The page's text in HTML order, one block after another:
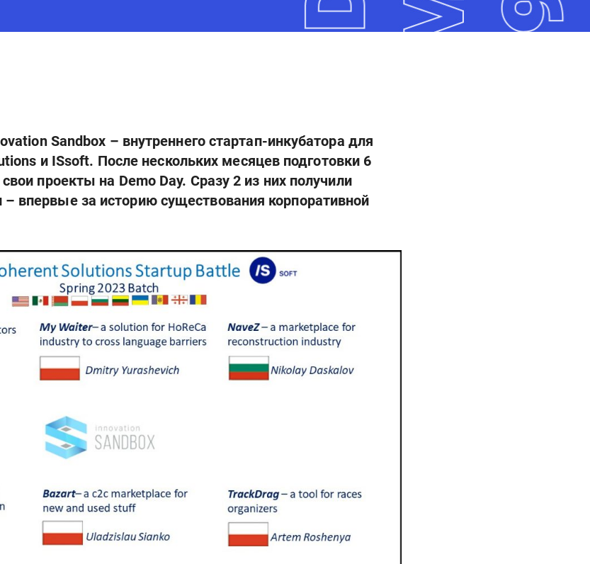
Sandbox – внутреннего стартап-инкубатора для
и ISsoft. После нескольких месяцев подготовки 6
проекты на Demo Day. Сразу 2 из них получили
впервые за историю существования корпоративной